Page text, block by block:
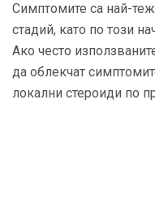
Симптомите са най-
стадий, като по този
Ако често
да облекчат
локални стероиди по